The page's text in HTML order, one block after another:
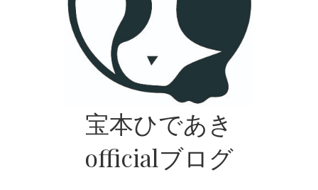
宝本ひであき
officialブログ